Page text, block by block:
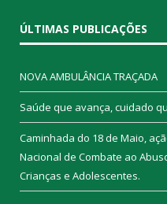
ÚLTIMAS PUBLICAÇÕES
NOVA AMBULÂNCIA TRAÇADA
Saúde que avança, cuidado
Caminhada do 18 de Maio,
Nacional de Combate ao
Crianças e Adolescentes.